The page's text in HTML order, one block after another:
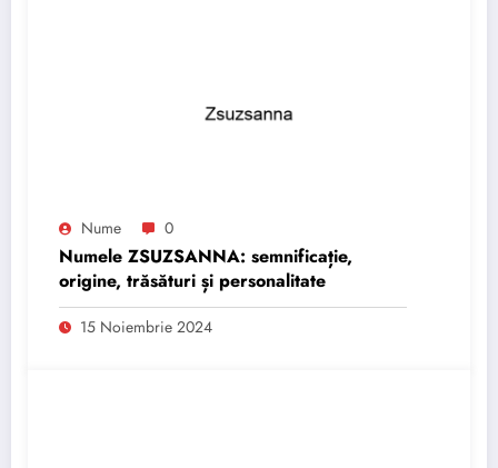
Nume 0
Numele ZSUZSANNA: semnificație,
origine, trăsături și personalitate
15 Noiembrie 2024